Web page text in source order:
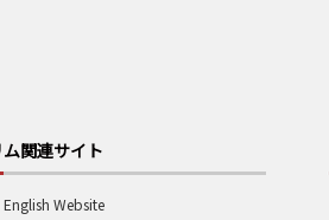
ム関連サイト
English Website